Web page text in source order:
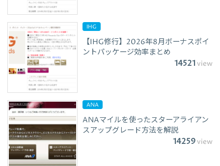
IHG
【IHG修行】2026年8月ボーナスポイ
ントパッケージ効率まとめ
14521view
ANA
ANAマイルを使ったスターアライアン
スアップグレード方法を解説
14259view